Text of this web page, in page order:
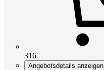
316
Angebotsdetails anzeigen